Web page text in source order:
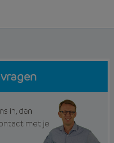
in, dan
met je